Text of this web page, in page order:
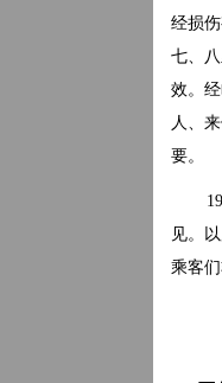
经损
七、
效。
人、
要。
见。
乘客们